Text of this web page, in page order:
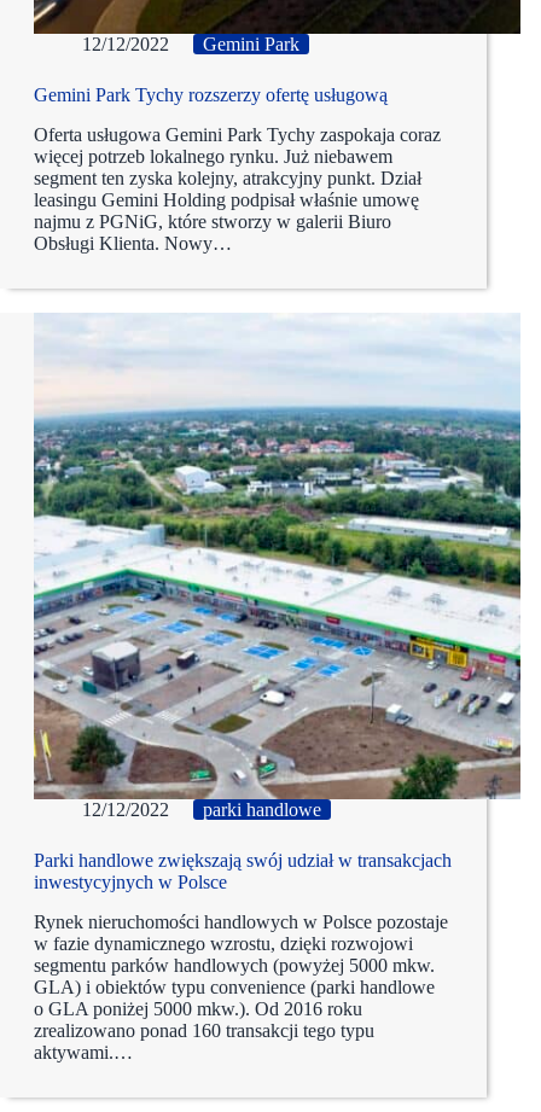
12/12/2022 Gemini Park
Gemini Park Tychy rozszerzy ofertę usługową
Oferta usługowa Gemini Park Tychy zaspokaja coraz
więcej potrzeb lokalnego rynku. Już niebawem
segment ten zyska kolejny, atrakcyjny punkt. Dział
leasingu Gemini Holding podpisał właśnie umowę
najmu z PGNiG, które stworzy w galerii Biuro
Obsługi Klienta. Nowy…
12/12/2022 parki handlowe
Parki handlowe zwiększają swój udział w transakcjach
inwestycyjnych w Polsce
Rynek nieruchomości handlowych w Polsce pozostaje
w fazie dynamicznego wzrostu, dzięki rozwojowi
segmentu parków handlowych (powyżej 5000 mkw.
GLA) i obiektów typu convenience (parki handlowe
o GLA poniżej 5000 mkw.). Od 2016 roku
zrealizowano ponad 160 transakcji tego typu
aktywami.…